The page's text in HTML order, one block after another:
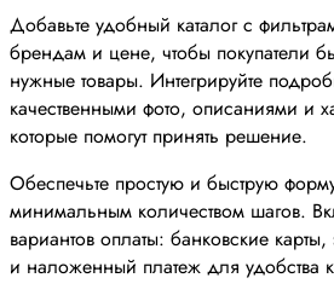
Добавьте удобный каталог с
брендам и цене, чтобы покупатели
нужные товары. Интегрируйте
качественными фото, описаниями и
которые помогут принять решение.
Обеспечьте простую и быструю
минимальным количеством шагов.
вариантов оплаты: банковские
и наложенный платеж для удобства